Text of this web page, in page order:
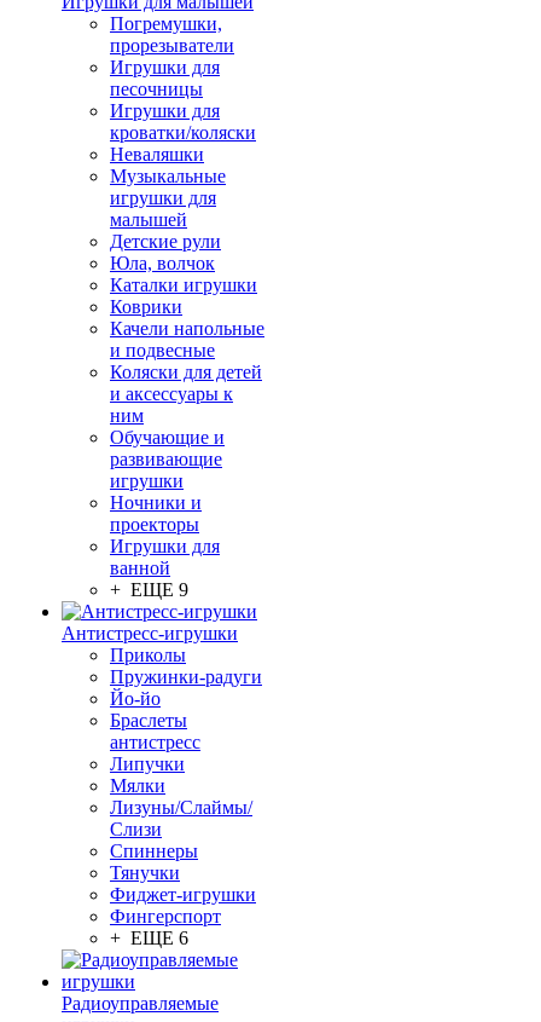
Погремушки,
прорезыватели
Игрушки для
песочницы
Игрушки для
кроватки/коляски
Неваляшки
Музыкальные
игрушки для
малышей
Детские рули
Юла, волчок
Каталки игрушки
Коврики
Качели напольные
и подвесные
Коляски для детей
и аксессуары к
ним
Обучающие и
развивающие
игрушки
Ночники и
проекторы
Игрушки для
ванной
+ ЕЩЕ 9
Антистресс-игрушки
Приколы
Пружинки-радуги
Йо-йо
Браслеты
антистресс
Липучки
Мялки
Лизуны/Слаймы/
Слизи
Спиннеры
Тянучки
Фиджет-игрушки
Фингерспорт
+ ЕЩЕ 6
Радиоуправляемые